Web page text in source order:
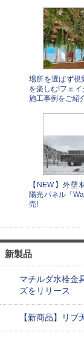
場所を選ばず視
を楽しむ!フェイ
施工事例をご紹
【NEW】外壁
陽光パネル「
売!
新製品
マチルダ水栓金
ズをリリース
【新商品】リ